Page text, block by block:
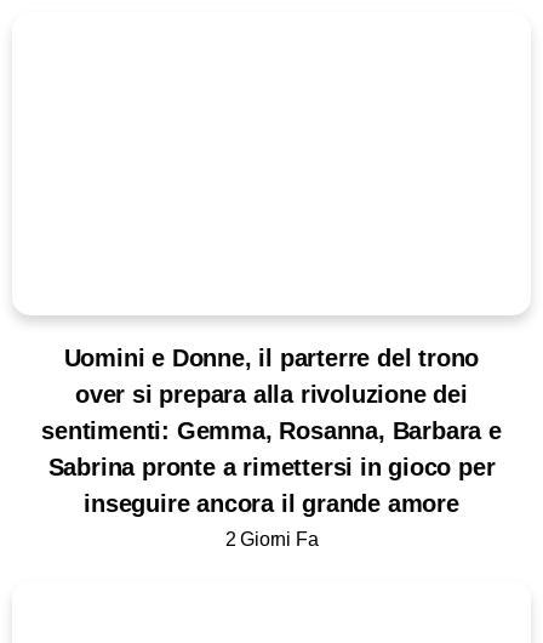
Uomini e Donne, il parterre del trono
over si prepara alla rivoluzione dei
sentimenti: Gemma, Rosanna, Barbara e
Sabrina pronte a rimettersi in gioco per
inseguire ancora il grande amore
2 Giorni Fa